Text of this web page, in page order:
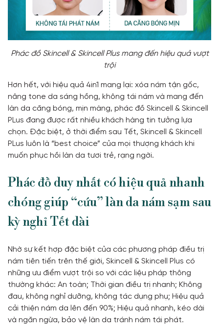
Phác đồ Skincell & Skincell Plus mang đến hiệu quả vượt
trội
Hơn hết, với hiệu quả 4in1 mang lại: xóa nám tận gốc,
nâng tone da sáng hồng, không tái nám và mang đến
làn da căng bóng, mịn màng, phác đồ Skincell & Skincell
PLus đang được rất nhiều khách hàng tin tưởng lựa
chọn. Đặc biệt, ở thời điểm sau Tết, Skincell & Skincell
PLus luôn là “best choice” của mọi thượng khách khi
muốn phục hồi làn da tươi trẻ, rạng ngời.
Phác đồ duy nhất có hiệu quả nhanh
chóng giúp “cứu” làn da nám sạm sau
kỳ nghỉ Tết dài
Nhờ sự kết hợp đặc biệt của các phương pháp điều trị
nám tiên tiến trên thế giới, Skincell & Skincell Plus có
những ưu điểm vượt trội so với các liệu pháp thông
thường khác: An toàn; Thời gian điều trị nhanh; Không
đau, không nghỉ dưỡng, không tác dụng phụ; Hiệu quả
cải thiện nám da lên đến 90%; Hiệu quả nhanh, kéo dài
và ngăn ngừa, bảo vệ làn da tránh nám tái phát.